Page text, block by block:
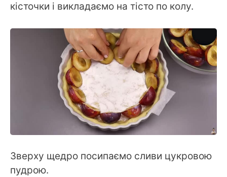
кісточки і викладаємо на тісто по колу.
Зверху щедро посипаємо сливи цукровою
пудрою.